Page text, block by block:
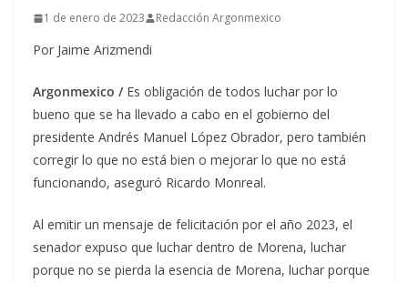
1 de enero de 2023 Redacción Argonmexico
Por Jaime Arizmendi
Argonmexico / Es obligación de todos luchar por lo
bueno que se ha llevado a cabo en el gobierno del
presidente Andrés Manuel López Obrador, pero también
corregir lo que no está bien o mejorar lo que no está
funcionando, aseguró Ricardo Monreal.
Al emitir un mensaje de felicitación por el año 2023, el
senador expuso que luchar dentro de Morena, luchar
porque no se pierda la esencia de Morena, luchar porque